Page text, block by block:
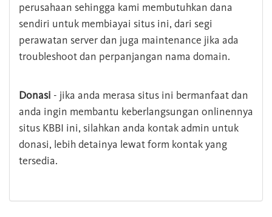
perusahaan sehingga kami membutuhkan dana
sendiri untuk membiayai situs ini, dari segi
perawatan server dan juga maintenance jika ada
troubleshoot dan perpanjangan nama domain.
Donasi - jika anda merasa situs ini bermanfaat dan
anda ingin membantu keberlangsungan onlinennya
situs KBBI ini, silahkan anda kontak admin untuk
donasi, lebih detainya lewat form kontak yang
tersedia.